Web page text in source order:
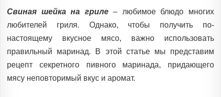
Свиная шейка на гриле– любимое блюдо многих
любителей гриля. Однако, чтобы получить по-
настоящему вкусное мясо, важно использовать
правильный маринад. В этой статье мы представим
рецепт секретного пивного маринада, придающего
мясу неповторимый вкус и аромат.